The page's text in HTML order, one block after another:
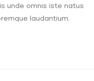
unde omnis iste natus
laudantium.